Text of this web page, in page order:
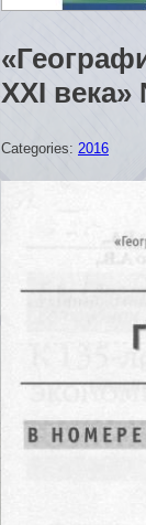
XXI
Categories: 2016